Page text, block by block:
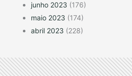
junho 2023 (176)
maio 2023 (174)
abril 2023 (228)